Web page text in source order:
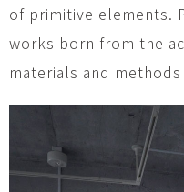
of primitive elements.
works born from the
materials and